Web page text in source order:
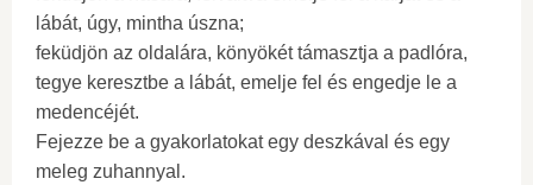
lábát, úgy, mintha úszna;
feküdjön az oldalára, könyökét támasztja a padlóra,
tegye keresztbe a lábát, emelje fel és engedje le a
medencéjét.
Fejezze be a gyakorlatokat egy deszkával és egy
meleg zuhannyal.